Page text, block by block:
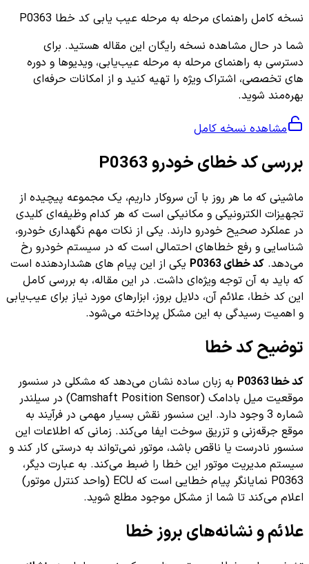
نسخه کامل راهنمای مرحله به مرحله عیب یابی کد خطا P0363
شما در حال مشاهده نسخه رایگان این مقاله هستید. برای
دسترسی به راهنمای مرحله به مرحله عیب‌یابی، ویدیوها و دوره
های تخصصی، اشتراک ویژه را تهیه کنید و از امکانات حرفه‌ای
بهره‌مند شوید.
مشاهده نسخه کامل
بررسی کد خطای خودرو P0363
ماشینی که ما هر روز با آن سروکار داریم، یک مجموعه پیچیده از
تجهیزات الکترونیکی و مکانیکی است که هر کدام وظیفه‌ای کلیدی
در عملکرد صحیح خودرو دارند. یکی از نکات مهم نگهداری خودرو،
شناسایی و رفع خطاهای احتمالی است که در سیستم خودرو رخ
می‌دهد. کد خطای P0363
یکی از این پیام های هشداردهنده است
که باید به آن توجه ویژه‌ای داشت. در این مقاله، به بررسی کامل
این کد خطا، علائم آن، دلایل بروز، ابزارهای مورد نیاز برای عیب‌یابی
و اهمیت رسیدگی به این مشکل پرداخته می‌شود.
توضیح کد خطا
کد خطا P0363
به زبان ساده نشان می‌دهد که مشکلی در سنسور
موقعیت میل بادامک (Camshaft Position Sensor) در سیلندر
شماره 3 وجود دارد. این سنسور نقش بسیار مهمی در فرآیند به
موقع جرقه‌زنی و تزریق سوخت ایفا می‌کند. زمانی که اطلاعات این
سنسور نادرست یا ناقص باشد، موتور نمی‌تواند به درستی کار کند و
سیستم مدیریت موتور این خطا را ضبط می‌کند. به عبارت دیگر،
P0363 نمایانگر پیام خطایی است که ECU (واحد کنترل موتور)
اعلام می‌کند تا شما از مشکل موجود مطلع شوید.
علائم و نشانه‌های بروز خطا